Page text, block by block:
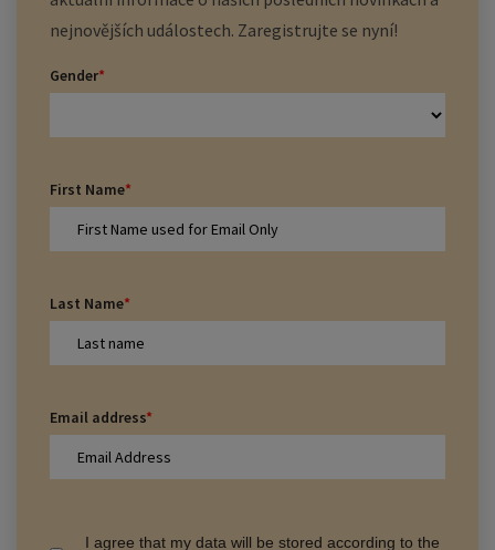
nejnovějších událostech. Zaregistrujte se nyní!
Gender*
First Name*
Last Name*
Email address*
I agree that my data will be stored according to the